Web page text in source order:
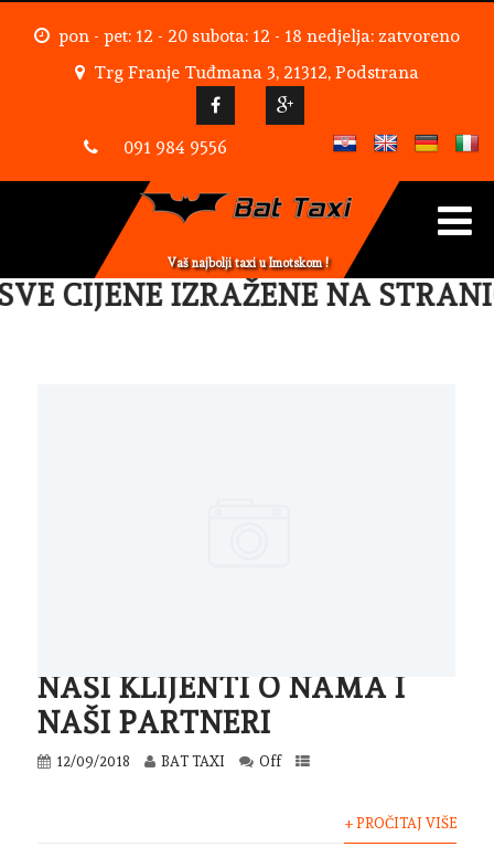
pon - pet: 12 - 20 subota: 12 - 18 nedjelja: zatvoreno
Trg Franje Tuđmana 3, 21312, Podstrana
091 984 9556
Vaš najbolji taxi u Imotskom !
CIJENE IZRAŽENE NA
NAŠI KLIJENTI O NAMA I
NAŠI PARTNERI
12/09/2018 BAT TAXI Off
+ PROČITAJ VIŠE